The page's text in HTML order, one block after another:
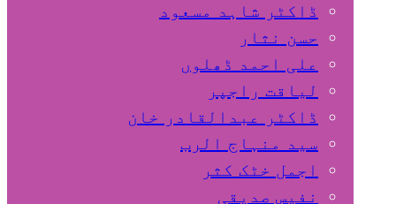
ڈاکٹر شاہد مسعود
حسن نثار
علی احمد ڈھلوں
لیاقت راجپر
ڈاکٹر عبدالقادر خان
سید منہاج الرب
اجمل خٹک کثر
نفیس صدیقی